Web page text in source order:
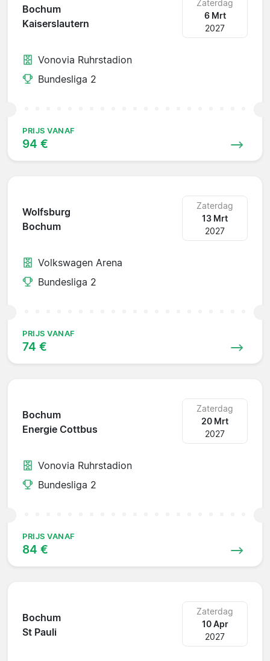
Bochum
Kaiserslautern
Zaterdag
6 Mrt
2027
Vonovia Ruhrstadion
Bundesliga 2
PRIJS VANAF
94 €
Wolfsburg
Bochum
Zaterdag
13 Mrt
2027
Volkswagen Arena
Bundesliga 2
PRIJS VANAF
74 €
Bochum
Energie Cottbus
Zaterdag
20 Mrt
2027
Vonovia Ruhrstadion
Bundesliga 2
PRIJS VANAF
84 €
Bochum
St Pauli
Zaterdag
10 Apr
2027